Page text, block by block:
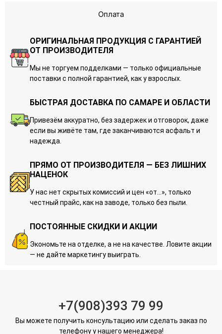
Оплата
ОРИГИНАЛЬНАЯ ПРОДУКЦИЯ С ГАРАНТИЕЙ
ОТ ПРОИЗВОДИТЕЛЯ
Мы не торгуем подделками — только официальные
поставки с полной гарантией, как у взрослых.
БЫСТРАЯ ДОСТАВКА ПО САМАРЕ И ОБЛАСТИ
Привезём аккуратно, без задержек и отговорок, даже
если вы живёте там, где заканчиваются асфальт и
надежда.
ПРЯМО ОТ ПРОИЗВОДИТЕЛЯ — БЕЗ ЛИШНИХ
НАЦЕНОК
У нас нет скрытых комиссий и цен «от…», только
честный прайс, как на заводе, только без пыли.
ПОСТОЯННЫЕ СКИДКИ И АКЦИИ
Экономьте на отделке, а не на качестве. Ловите акции
— не дайте маркетингу выиграть.
+7(908)393 79 99
Вы можете получить консультацию или сделать заказ по
телефону у нашего менеджера!